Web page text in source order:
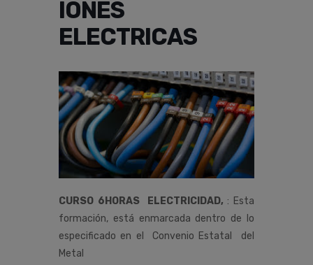
IONES
ELECTRICAS
CURSO 6HORAS ELECTRICIDAD, : Esta
formación, está enmarcada dentro de
lo
especificado en el Convenio Estatal del
Metal